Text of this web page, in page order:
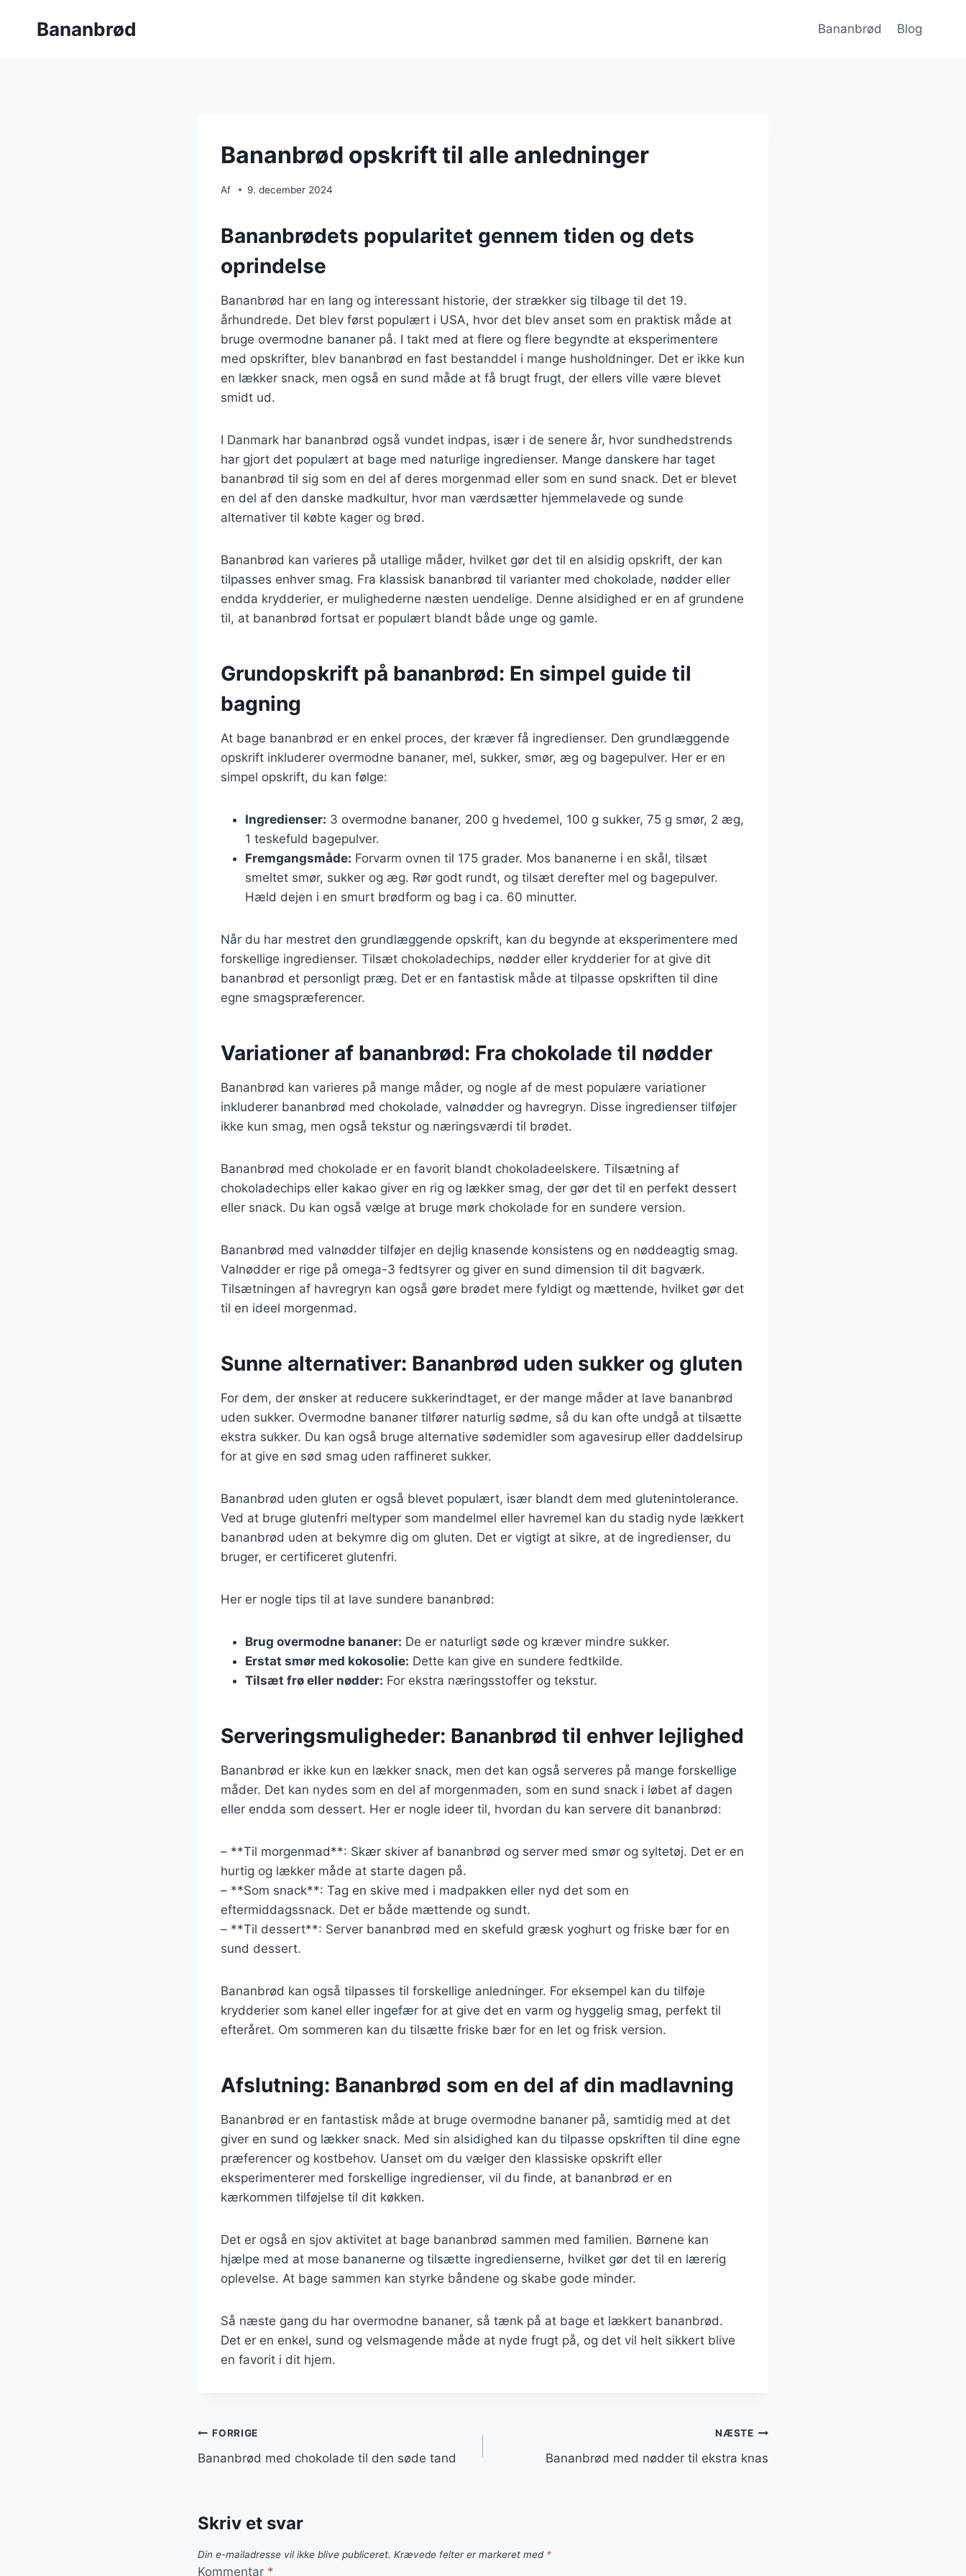
Bananbrød Bananbrød Blog
Bananbrød opskrift til alle anledninger
Af 9. december 2024
Bananbrødets popularitet gennem tiden og dets
oprindelse
Bananbrød har en lang og interessant historie, der strækker sig tilbage til det 19.
århundrede. Det blev først populært i USA, hvor det blev anset som en praktisk måde at
bruge overmodne bananer på. I takt med at flere og flere begyndte at eksperimentere
med opskrifter, blev bananbrød en fast bestanddel i mange husholdninger. Det er ikke kun
en lækker snack, men også en sund måde at få brugt frugt, der ellers ville være blevet
smidt ud.
I Danmark har bananbrød også vundet indpas, især i de senere år, hvor sundhedstrends
har gjort det populært at bage med naturlige ingredienser. Mange danskere har taget
bananbrød til sig som en del af deres morgenmad eller som en sund snack. Det er blevet
en del af den danske madkultur, hvor man værdsætter hjemmelavede og sunde
alternativer til købte kager og brød.
Bananbrød kan varieres på utallige måder, hvilket gør det til en alsidig opskrift, der kan
tilpasses enhver smag. Fra klassisk bananbrød til varianter med chokolade, nødder eller
endda krydderier, er mulighederne næsten uendelige. Denne alsidighed er en af grundene
til, at bananbrød fortsat er populært blandt både unge og gamle.
Grundopskrift på bananbrød: En simpel guide til
bagning
At bage bananbrød er en enkel proces, der kræver få ingredienser. Den grundlæggende
opskrift inkluderer overmodne bananer, mel, sukker, smør, æg og bagepulver. Her er en
simpel opskrift, du kan følge:
Ingredienser: 3 overmodne bananer, 200 g hvedemel, 100 g sukker, 75 g smør, 2 æg,
1 teskefuld bagepulver.
Fremgangsmåde: Forvarm ovnen til 175 grader. Mos bananerne i en skål, tilsæt
smeltet smør, sukker og æg. Rør godt rundt, og tilsæt derefter mel og bagepulver.
Hæld dejen i en smurt brødform og bag i ca. 60 minutter.
Når du har mestret den grundlæggende opskrift, kan du begynde at eksperimentere med
forskellige ingredienser. Tilsæt chokoladechips, nødder eller krydderier for at give dit
bananbrød et personligt præg. Det er en fantastisk måde at tilpasse opskriften til dine
egne smagspræferencer.
Variationer af bananbrød: Fra chokolade til nødder
Bananbrød kan varieres på mange måder, og nogle af de mest populære variationer
inkluderer bananbrød med chokolade, valnødder og havregryn. Disse ingredienser tilføjer
ikke kun smag, men også tekstur og næringsværdi til brødet.
Bananbrød med chokolade er en favorit blandt chokoladeelskere. Tilsætning af
chokoladechips eller kakao giver en rig og lækker smag, der gør det til en perfekt dessert
eller snack. Du kan også vælge at bruge mørk chokolade for en sundere version.
Bananbrød med valnødder tilføjer en dejlig knasende konsistens og en nøddeagtig smag.
Valnødder er rige på omega-3 fedtsyrer og giver en sund dimension til dit bagværk.
Tilsætningen af havregryn kan også gøre brødet mere fyldigt og mættende, hvilket gør det
til en ideel morgenmad.
Sunne alternativer: Bananbrød uden sukker og gluten
For dem, der ønsker at reducere sukkerindtaget, er der mange måder at lave bananbrød
uden sukker. Overmodne bananer tilfører naturlig sødme, så du kan ofte undgå at tilsætte
ekstra sukker. Du kan også bruge alternative sødemidler som agavesirup eller daddelsirup
for at give en sød smag uden raffineret sukker.
Bananbrød uden gluten er også blevet populært, især blandt dem med glutenintolerance.
Ved at bruge glutenfri meltyper som mandelmel eller havremel kan du stadig nyde lækkert
bananbrød uden at bekymre dig om gluten. Det er vigtigt at sikre, at de ingredienser, du
bruger, er certificeret glutenfri.
Her er nogle tips til at lave sundere bananbrød:
Brug overmodne bananer: De er naturligt søde og kræver mindre sukker.
Erstat smør med kokosolie: Dette kan give en sundere fedtkilde.
Tilsæt frø eller nødder: For ekstra næringsstoffer og tekstur.
Serveringsmuligheder: Bananbrød til enhver lejlighed
Bananbrød er ikke kun en lækker snack, men det kan også serveres på mange forskellige
måder. Det kan nydes som en del af morgenmaden, som en sund snack i løbet af dagen
eller endda som dessert. Her er nogle ideer til, hvordan du kan servere dit bananbrød:
– **Til morgenmad**: Skær skiver af bananbrød og server med smør og syltetøj. Det er en
hurtig og lækker måde at starte dagen på.
– **Som snack**: Tag en skive med i madpakken eller nyd det som en
eftermiddagssnack. Det er både mættende og sundt.
– **Til dessert**: Server bananbrød med en skefuld græsk yoghurt og friske bær for en
sund dessert.
Bananbrød kan også tilpasses til forskellige anledninger. For eksempel kan du tilføje
krydderier som kanel eller ingefær for at give det en varm og hyggelig smag, perfekt til
efteråret. Om sommeren kan du tilsætte friske bær for en let og frisk version.
Afslutning: Bananbrød som en del af din madlavning
Bananbrød er en fantastisk måde at bruge overmodne bananer på, samtidig med at det
giver en sund og lækker snack. Med sin alsidighed kan du tilpasse opskriften til dine egne
præferencer og kostbehov. Uanset om du vælger den klassiske opskrift eller
eksperimenterer med forskellige ingredienser, vil du finde, at bananbrød er en
kærkommen tilføjelse til dit køkken.
Det er også en sjov aktivitet at bage bananbrød sammen med familien. Børnene kan
hjælpe med at mose bananerne og tilsætte ingredienserne, hvilket gør det til en lærerig
oplevelse. At bage sammen kan styrke båndene og skabe gode minder.
Så næste gang du har overmodne bananer, så tænk på at bage et lækkert bananbrød.
Det er en enkel, sund og velsmagende måde at nyde frugt på, og det vil helt sikkert blive
en favorit i dit hjem.
Indlægsnavigation
FORRIGE
Bananbrød med chokolade til den søde tand
NÆSTE
Bananbrød med nødder til ekstra knas
Skriv et svar
Din e-mailadresse vil ikke blive publiceret. Krævede felter er markeret med *
Kommentar *